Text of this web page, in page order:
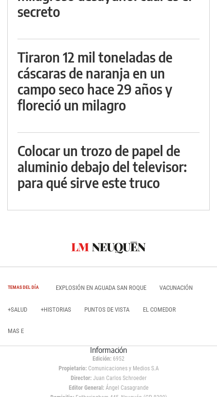
secreto
Tiraron 12 mil toneladas de
cáscaras de naranja en un
campo seco hace 29 años y
floreció un milagro
Colocar un trozo de papel de
aluminio debajo del televisor:
para qué sirve este truco
TEMAS DEL DÍA EXPLOSIÓN EN AGUADA SAN ROQUE VACUNACIÓN
+SALUD +HISTORIAS PUNTOS DE VISTA EL COMEDOR
MAS E
Información
Edición: 6952
Propietario:Comunicaciones y Medios S.A
Director: Juan Carlos Schroeder
Editor General:Ángel Casagrande